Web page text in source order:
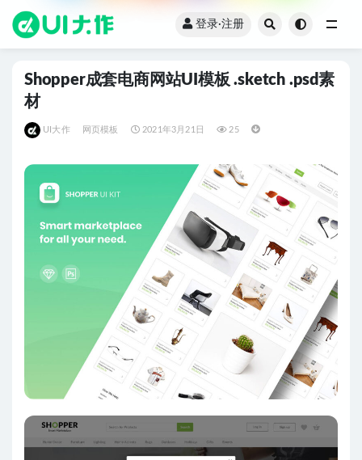
登录·注册
Shopper成套电商网站UI模板 .sketch .psd素
材
UI大作 网页模板 2021年3月21日 25